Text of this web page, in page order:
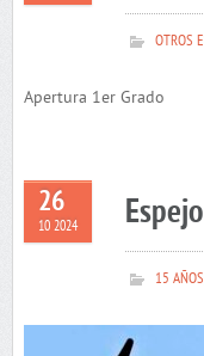
OTROS
Apertura 1er Grado
26
10 2024
15 AÑOS